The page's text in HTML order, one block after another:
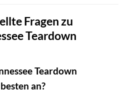
Fragen zu
Teardown
Teardown
an?